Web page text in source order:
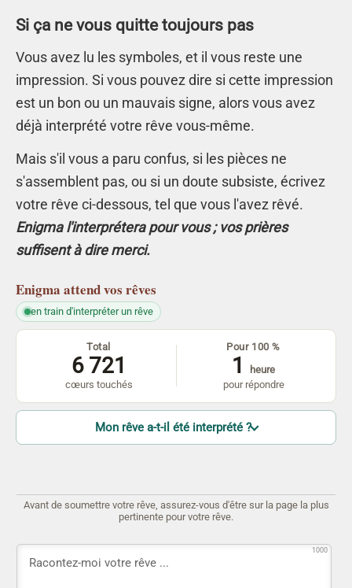
Si ça ne vous quitte toujours pas
Vous avez lu les symboles, et il vous reste une
impression. Si vous pouvez dire si cette impression
est un bon ou un mauvais signe, alors vous avez
déjà interprété votre rêve vous-même.
Mais s'il vous a paru confus, si les pièces ne
s'assemblent pas, ou si un doute subsiste, écrivez
votre rêve ci-dessous, tel que vous l'avez rêvé.
Enigma l'interprétera pour vous ; vos prières
suffisent à dire merci.
Enigma attend vos rêves
en train d'interpréter un rêve
Total
6 721
cœurs touchés
Pour 100 %
1
heure
pour répondre
Mon rêve a-t-il été interprété ?
Avant de soumettre votre rêve, assurez-vous d'être sur la page la plus
pertinente pour votre rêve.
1000